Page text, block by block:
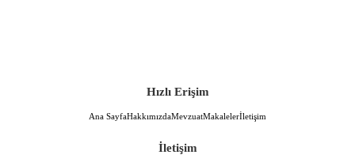
Hızlı Erişim
Ana SayfaHakkımızdaMevzuatMakalelerİletişim
İletişim